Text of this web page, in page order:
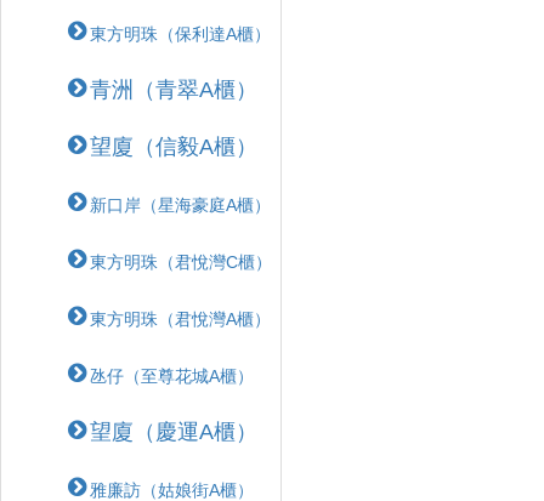
東方明珠（保利達A櫃）
青洲（青翠A櫃）
望廈（信毅A櫃）
新口岸（星海豪庭A櫃）
東方明珠（君悅灣C櫃）
東方明珠（君悅灣A櫃）
氹仔（至尊花城A櫃）
望廈（慶運A櫃）
雅廉訪（姑娘街A櫃）